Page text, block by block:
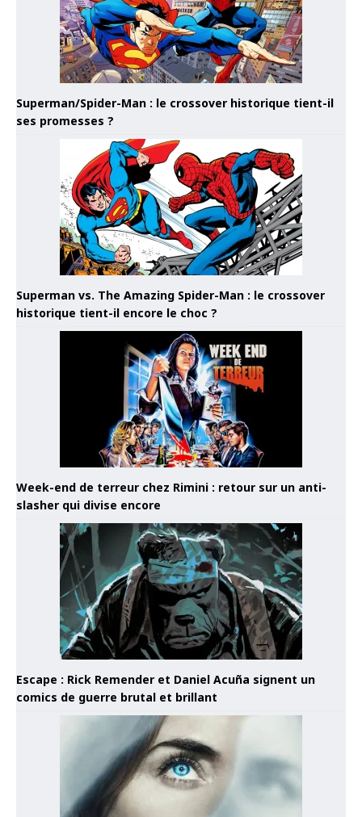
Superman/Spider-Man : le crossover historique tient-il
ses promesses ?
Superman vs. The Amazing Spider-Man : le crossover
historique tient-il encore le choc ?
Week-end de terreur chez Rimini : retour sur un anti-
slasher qui divise encore
Escape : Rick Remender et Daniel Acuña signent un
comics de guerre brutal et brillant